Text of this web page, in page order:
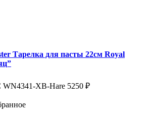
Тарелка для пасты 22см Royal
WN4341-XB-Hare 5250 ₽